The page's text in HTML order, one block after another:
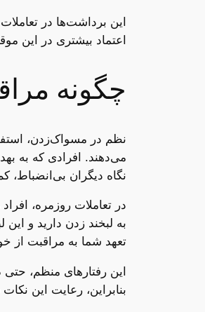
این برداشت‌ها در
اعتماد بیشتری در این
چگونه
نظم در مسواک‌زدن،
می‌دهند. افرادی که به
نگاه دیگران
در تعاملات روزمره،
به لبخند زدن دارید و
تعهد شما به مراقبت از
این رفتارهای منظم،
بنابراین، رعایت این